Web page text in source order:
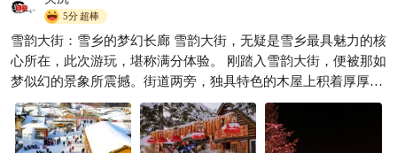
3天玩转牡丹江❄️｜冰雪童话
+异域风情一篇搞定！
5分超棒
雪韵大街：雪乡的梦幻长廊 雪韵大街，无疑是雪乡最具魅力的核
心所在，此次游玩，堪称满分体验。 刚踏入雪韵大街，便被那如
梦似幻的景象所震撼。街道两旁，独具特色的木屋上积着厚厚的
雪，像极了松软的棉花糖，在阳光的照耀下闪烁着晶莹的光。大
红灯笼高挂，为这冰天雪地增添了一抹抹温暖而鲜艳的色彩，浓
郁的年味儿和东北风情弥漫在空气中。 这里的美食琳琅满目，热